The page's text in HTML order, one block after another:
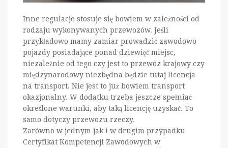
Inne regulacje stosuje się bowiem w zależności od
rodzaju wykonywanych przewozów. Jeśli
przykładowo mamy zamiar prowadzić zawodowo
pojazdy posiadające ponad dziewięć miejsc,
niezależnie od tego czy jest to przewóz krajowy czy
międzynarodowy niezbędna będzie tutaj licencja
na transport. Nie jest to już bowiem transport
okazjonalny. W dodatku trzeba jeszcze spełniać
określone warunki, aby taką licencję uzyskać. To
samo dotyczy przewozu rzeczy.
Zarówno w jednym jak i w drugim przypadku
Certyfikat Kompetencji Zawodowych w